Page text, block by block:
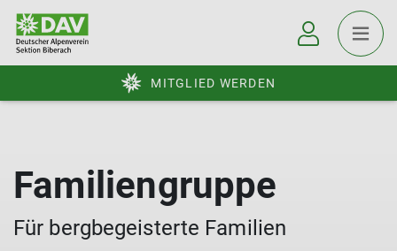
MITGLIED WERDEN
Familiengruppe
Für bergbegeisterte Familien